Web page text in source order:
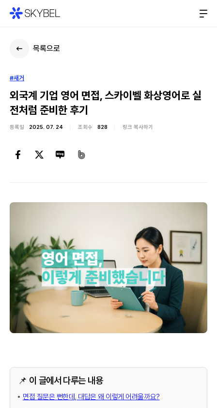
목록으로
#새거
외국계 기업 영어 면접, 스카이벨 화상영어로 실
전처럼 준비한 후기
등록일 2025. 07. 24 조회수 828 링크 복사하기
📌 이 글에서 다루는 내용
면접 질문은 뻔한데, 대답은 왜 이렇게 어려울까요?